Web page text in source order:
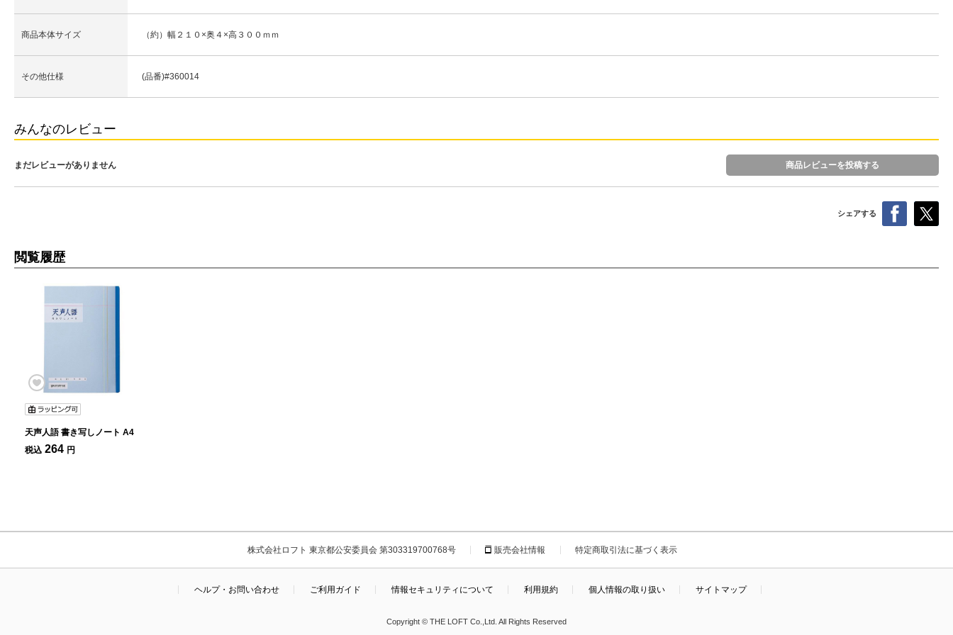
商品本体サイズ （約）幅２１０×奥４×高３００ｍｍ
その他仕様 (品番)#360014
みんなのレビュー
まだレビューがありません 商品レビューを投稿する
シェアする
閲覧履歴
天声人語 書き写しノート A4
税込 264 円
株式会社ロフト 東京都公安委員会 第303319700768号 販売会社情報 特定商取引法に基づく表示
ヘルプ・お問い合わせ ご利用ガイド 情報セキュリティについて 利用規約 個人情報の取り扱い サイトマップ
Copyright © THE LOFT Co.,Ltd. All Rights Reserved